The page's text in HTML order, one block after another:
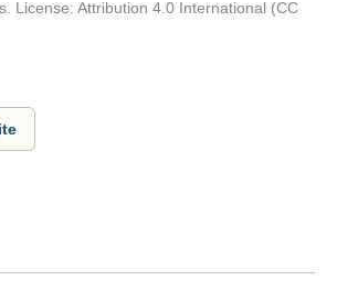
License: Attribution 4.0 International (CC